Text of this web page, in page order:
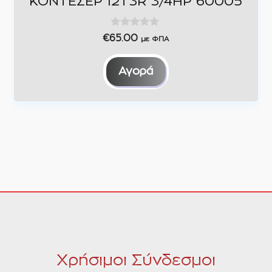
0
o
u
t
5
€65.00 με ΦΠΑ
Αγορά
Χρήσιμοι Σύνδεσμοι